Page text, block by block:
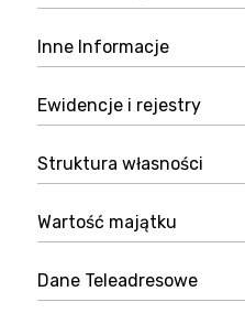
Inne Informacje
Ewidencje i rejestry
Struktura własności
Wartość majątku
Dane Teleadresowe